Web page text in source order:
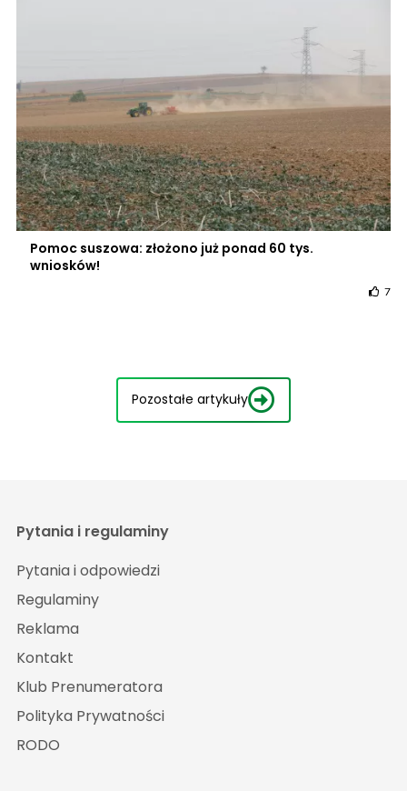
Pomoc suszowa: złożono już ponad 60 tys.
wniosków!
7
Pozostałe artykuły
Pytania i regulaminy
Pytania i odpowiedzi
Regulaminy
Reklama
Kontakt
Klub Prenumeratora
Polityka Prywatności
RODO